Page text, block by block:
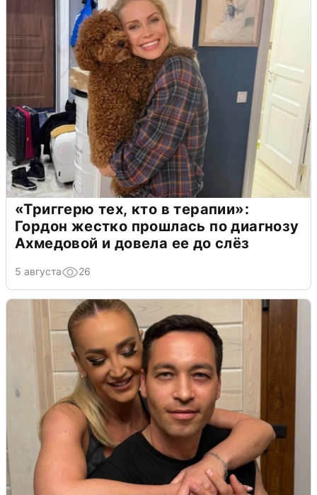
«Триггерю тех, кто в терапии»:
Гордон жестко прошлась по диагнозу
Ахмедовой и довела ее до слёз
5 августа 26